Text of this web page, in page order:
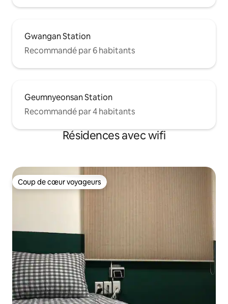
Gwangan Station
Recommandé par 6 habitants
Geumnyeonsan Station
Recommandé par 4 habitants
Résidences avec wifi
Coup de cœur voyageurs
Coup de cœur voyageurs